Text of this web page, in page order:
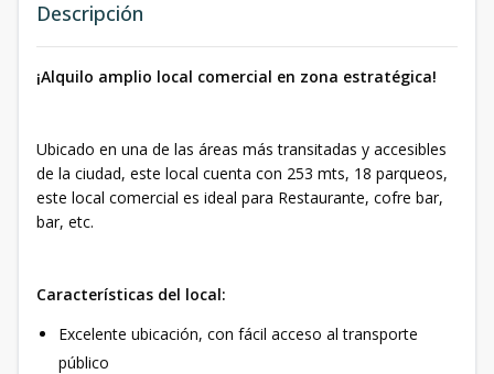
Descripción
¡Alquilo amplio local comercial en zona estratégica!
Ubicado en una de las áreas más transitadas y accesibles
de la ciudad, este local cuenta con 253 mts, 18 parqueos,
este local comercial es ideal para Restaurante, cofre bar,
bar, etc.
Características del local:
Excelente ubicación, con fácil acceso al transporte
público